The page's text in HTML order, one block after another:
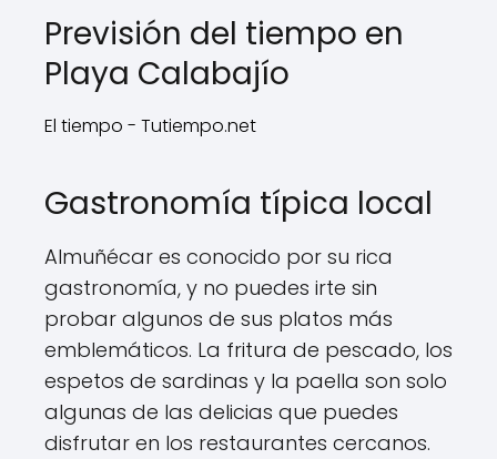
Previsión del tiempo en
Playa Calabajío
El tiempo - Tutiempo.net
Gastronomía típica local
Almuñécar es conocido por su rica
gastronomía, y no puedes irte sin
probar algunos de sus platos más
emblemáticos. La fritura de pescado, los
espetos de sardinas y la paella son solo
algunas de las delicias que puedes
disfrutar en los restaurantes cercanos.